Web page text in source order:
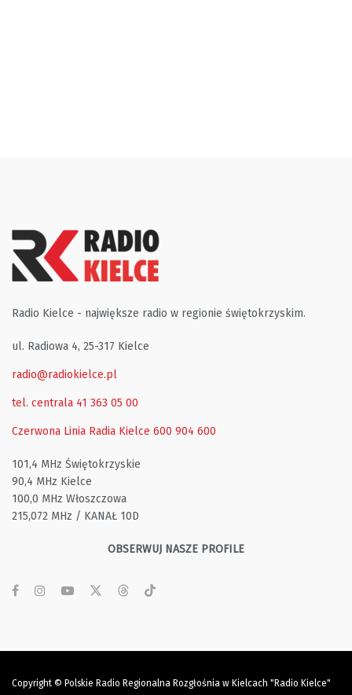
Radio Kielce - największe radio w regionie świętokrzyskim.
ul. Radiowa 4, 25-317 Kielce
radio@radiokielce.pl
tel. centrala 41 363 05 00
Czerwona Linia Radia Kielce 600 904 600
101,4 MHz Świętokrzyskie
90,4 MHz Kielce
100,0 MHz Włoszczowa
215,072 MHz / KANAŁ 10D
OBSERWUJ NASZE PROFILE
Copyright © Polskie Radio Regionalna Rozgłośnia w Kielcach "Radio Kielce"